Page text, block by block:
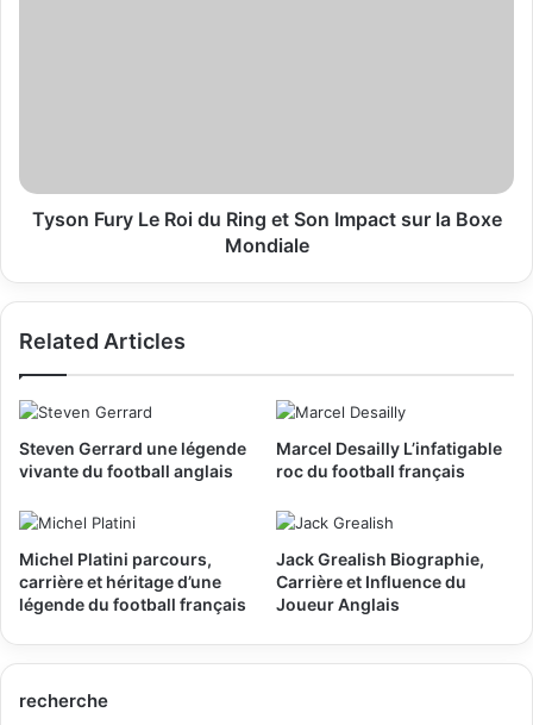
Impact
surTyson Fury Le Roi du Ring et Son Impact sur la Boxe
Mondiale
Related Articles
Steven Gerrard une légende
vivante du football anglais
Marcel Desailly L’infatigable
roc du football français
Michel Platini parcours,
carrière et héritage d’une
légende du football français
Jack Grealish Biographie,
Carrière et Influence du
Joueur Anglais
recherche